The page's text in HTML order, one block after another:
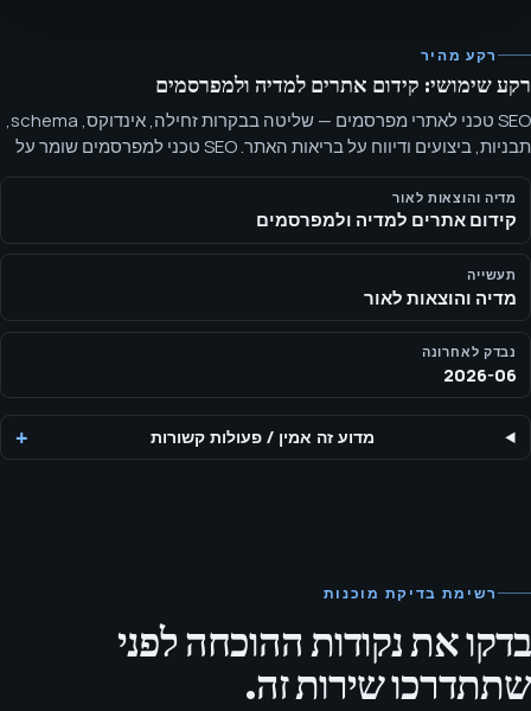
רקע מהיר
רקע שימושי: קידום אתרים למדיה ולמפרסמים
SEO טכני לאתרי מפרסמים — שליטה בבקרות זחילה, אינדוקס, schema,
תבניות, ביצועים ודיווח על בריאות האתר. SEO טכני למפרסמים שומר על
ארכיבים גדולים ניתנים לזחילה, לאינדוקס, מובנים, מהירים מספיק
ומותאמים לעדיפויות העורך.
מדיה והוצאות לאור
קידום אתרים למדיה ולמפרסמים
תעשייה
מדיה והוצאות לאור
נבדק לאחרונה
2026-06
מדוע זה אמין / פעולות קשורות
רשימת בדיקת מוכנות
בדקו את נקודות ההוכחה לפני
שתתדרכו שירות זה.